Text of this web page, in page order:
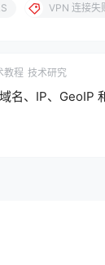
VPN 连接失
教程 技术研究
名、IP、GeoIP